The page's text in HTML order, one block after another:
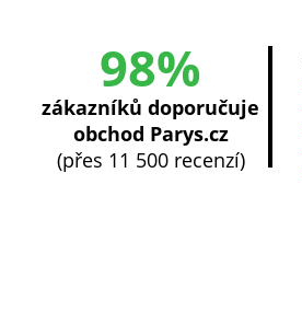
98%
zákazníků doporučuje
obchod Parys.cz
(přes 11 500 recenzí)